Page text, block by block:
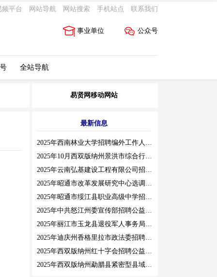
频平台 网站导航 网站搜索 手机站点 联系我们
公众号
事业单位
全站导航
易贤网移动网站
最新信息
2025年西南林业大学招聘编外工作人员公告（三）
2025年10月西双版纳州景洪市综合行政执法局招聘人员公告
2025年云南弘基建设工程有限公司招聘公告
2025年昭通市改革发展研究中心选调工作人员职业素质测评通告
2025年昭通市绥江县职业高级中学招聘编外紧缺临聘数学教师公告
2025年中共怒江州委宣传部招聘公益性岗位公告
2025年丽江市玉龙县退役军人事务局公益性岗位招聘公告
2025年迪庆州香格里拉市政法委招聘公益性岗位公告
2025年西双版纳州红十字会招聘公益性岗位人员公告
2025年西双版纳州勐腊县紧密型县域医共体招聘编外人员公告